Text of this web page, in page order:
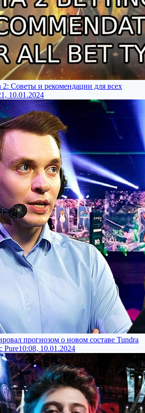
2: Советы и рекомендации для всех
10.01.2024
прогнозом о новом составе Tundra
Pure10:08, 10.01.2024